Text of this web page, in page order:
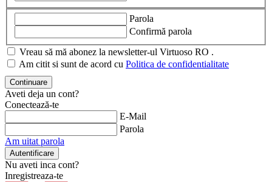
Parola
Confirmă parola
Vreau să mă abonez la newsletter-ul Virtuoso RO .
Am citit si sunt de acord cu Politica de confidentialitate
Aveti deja un cont?
Conectează-te
E-Mail
Parola
Am uitat parola
Nu aveti inca cont?
Inregistreaza-te